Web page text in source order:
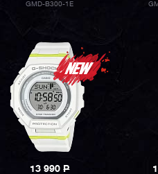
GMD-B300-1E
13 990P